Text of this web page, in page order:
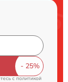
cполитикой